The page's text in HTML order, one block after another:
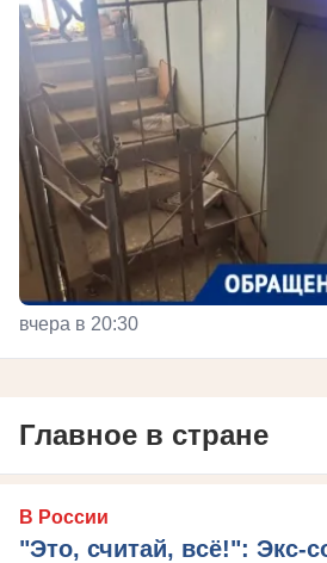
вчера в 20:30
Главное в стране
В России
"Это, считай, всё!": Экс-